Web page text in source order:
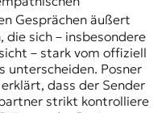
Gesprächen äußert
die sich – insbesondere
– stark vom offiziell
unterscheiden. Posner
dass der Sender
strikt kontrolliere